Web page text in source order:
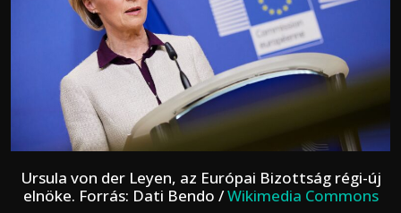
Ursula von der Leyen, az Európai Bizottság régi-új
elnöke. Forrás: Dati Bendo /Wikimedia Commons